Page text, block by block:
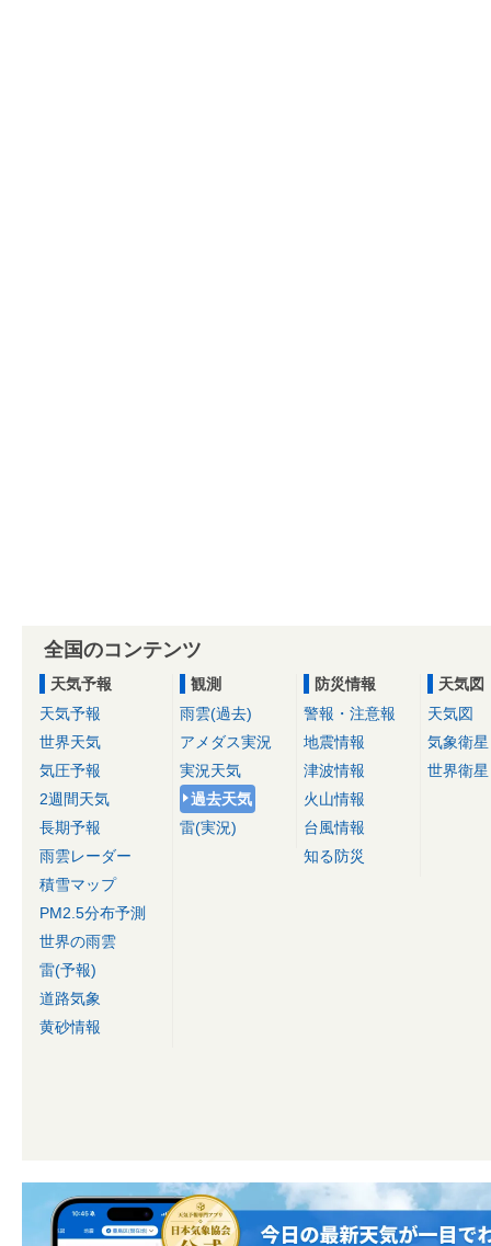
全国のコンテンツ
天気予報
天気予報
世界天気
気圧予報
2週間天気
長期予報
雨雲レーダー
積雪マップ
PM2.5分布予測
世界の雨雲
雷(予報)
道路気象
黄砂情報
観測
雨雲(過去)
アメダス実況
実況天気
過去天気
雷(実況)
防災情報
警報・注意報
地震情報
津波情報
火山情報
台風情報
知る防災
天気図
天気図
気象衛星
世界衛星